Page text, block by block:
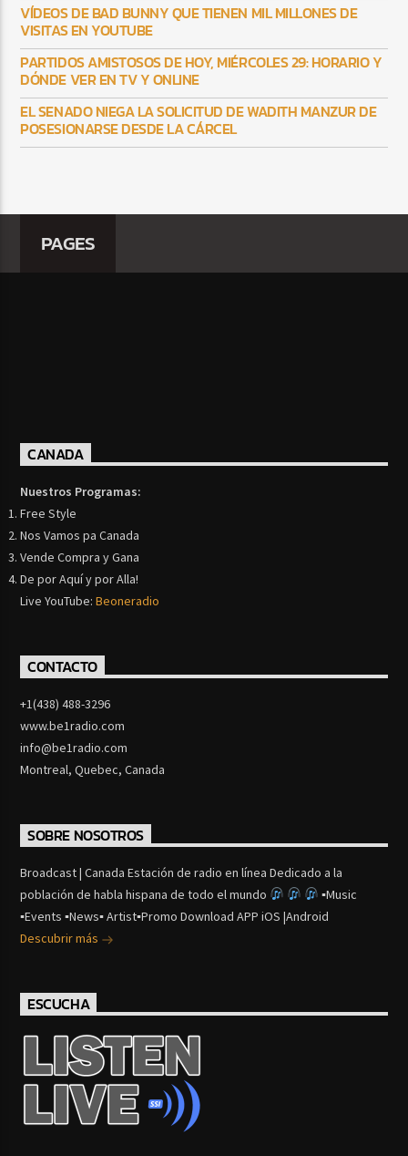
VÍDEOS DE BAD BUNNY QUE TIENEN MIL MILLONES DE
VISITAS EN YOUTUBE
PARTIDOS AMISTOSOS DE HOY, MIÉRCOLES 29: HORARIO Y
DÓNDE VER EN TV Y ONLINE
EL SENADO NIEGA LA SOLICITUD DE WADITH MANZUR DE
POSESIONARSE DESDE LA CÁRCEL
PAGES
CANADA
Nuestros Programas:
Free Style
Nos Vamos pa Canada
Vende Compra y Gana
De por Aquí y por Alla!
Live YouTube:Beoneradio
CONTACTO
+1(438) 488-3296
www.be1radio.com
info@be1radio.com
Montreal, Quebec, Canada
SOBRE NOSOTROS
Broadcast | Canada Estación de radio en línea Dedicado a la
población de habla hispana de todo el mundo
▪Music
▪Events ▪News▪ Artist▪Promo Download APP iOS |Android
Descubrir más
ESCUCHA